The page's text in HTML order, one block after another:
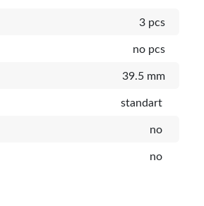
3 pcs
no pcs
39.5 mm
standart
no
no